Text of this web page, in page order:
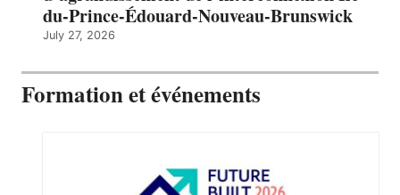
du-Prince-Édouard-Nouveau-Brunswick
July 27, 2026
Formation et événements